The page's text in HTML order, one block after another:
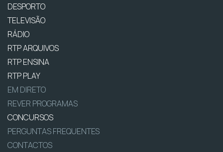
DESPORTO
TELEVISÃO
RÁDIO
RTP ARQUIVOS
RTP ENSINA
RTP PLAY
EM DIRETO
REVER PROGRAMAS
CONCURSOS
PERGUNTAS FREQUENTES
CONTACTOS